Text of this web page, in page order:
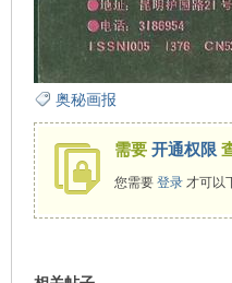
奥秘画报
需要 开通权限
您需要 登录才可以